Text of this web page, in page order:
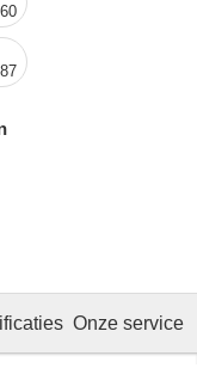
Onze service